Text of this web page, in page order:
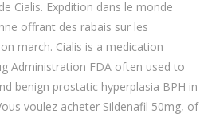
Cialis. Expdition dans le monde
offrant des rabais sur les
march. Cialis is a medication
Administration FDA often used to
benign prostatic hyperplasia BPH in
voulez acheter Sildenafil 50mg, of